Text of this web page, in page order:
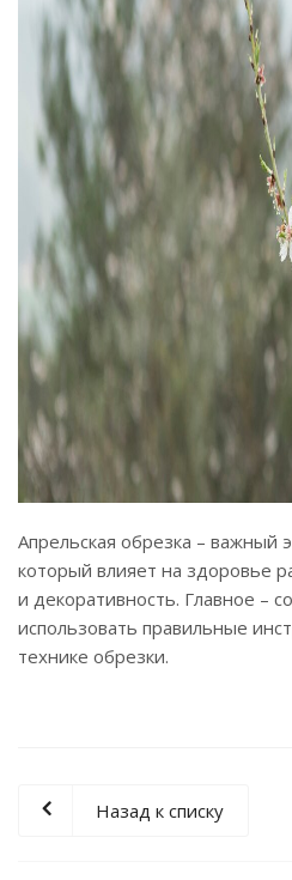
Апрельская обрезка – важный
который влияет на здоровье
и декоративность. Главное –
использовать правильные
технике обрезки.
Назад к списку